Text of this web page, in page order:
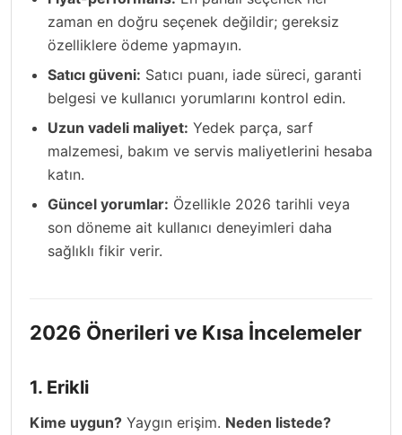
zaman en doğru seçenek değildir; gereksiz
özelliklere ödeme yapmayın.
Satıcı güveni: Satıcı puanı, iade süreci, garanti
belgesi ve kullanıcı yorumlarını kontrol edin.
Uzun vadeli maliyet: Yedek parça, sarf
malzemesi, bakım ve servis maliyetlerini hesaba
katın.
Güncel yorumlar: Özellikle 2026 tarihli veya
son döneme ait kullanıcı deneyimleri daha
sağlıklı fikir verir.
2026 Önerileri ve Kısa İncelemeler
1. Erikli
Kime uygun? Yaygın erişim. Neden listede?